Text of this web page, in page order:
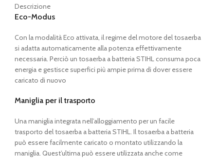
Descrizione
Eco-Modus
Con la modalità Eco attivata, il regime del motore del tosaerba
si adatta automaticamente alla potenza effettivamente
necessaria. Perciò un tosaerba a batteria STIHL consuma poca
energia e gestisce superfici più ampie prima di dover essere
caricato di nuovo
Maniglia per il trasporto
Una maniglia integrata nell’alloggiamento per un facile
trasporto del tosaerba a batteria STIHL. Il tosaerba a batteria
può essere facilmente caricato o montato utilizzando la
maniglia. Quest’ultima può essere utilizzata anche come